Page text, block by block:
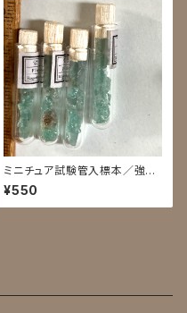
ミニチュア試験管入標本／強蛍
光蛍石
¥550